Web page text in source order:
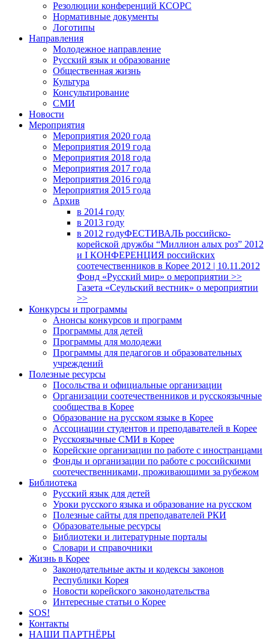
Резолюции конференций КСОРС
Нормативные документы
Логотипы
Направления
Молодежное направление
Русский язык и образование
Общественная жизнь
Культура
Консультирование
СМИ
Новости
Мероприятия
Мероприятия 2020 года
Мероприятия 2019 года
Мероприятия 2018 годa
Мероприятия 2017 года
Мероприятия 2016 года
Мероприятия 2015 года
Архив
в 2014 году
в 2013 году
в 2012 годуФЕСТИВАЛЬ российско-
корейской дружбы “Миллион алых роз” 2012
и I КОНФЕРЕНЦИЯ российских
соотечественников в Корее 2012 | 10.11.2012
Фонд «Русский мир» о мероприятии >>
Газета «Сеульский вестник» о мероприятии
>>
Конкурсы и программы
Анонсы конкурсов и программ
Программы для детей
Программы для молодежи
Программы для педагогов и образовательных
учреждений
Полезные ресурсы
Посольства и официальные организации
Организации соотечественников и русскоязычные
сообщества в Корее
Образование на русском языке в Корее
Ассоциации студентов и преподавателей в Корее
Русскоязычные СМИ в Корее
Корейские организации по работе с иностранцами
Фонды и организации по работе с российскими
соотечественниками, проживающими за рубежом
Библиотека
Русский язык для детей
Уроки русского языка и образование на русском
Полезные сайты для преподавателей РКИ
Образовательные ресурсы
Библиотеки и литературные порталы
Словари и справочники
Жизнь в Корее
Законодательные акты и кодексы законов
Республики Корея
Новости корейского законодательства
Интересные статьи о Корее
SOS!
Контакты
НАШИ ПАРТНЁРЫ